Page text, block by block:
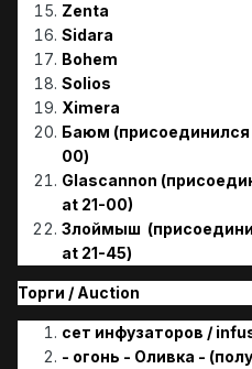
Zenta
Sidara
Bohem
Solios
Ximera
Баюм (присоединился
00)
Glascannon
at 21-00)
Злоймыш
at 21-45)
Торги / Аuction
сет инфузаторов /
- огонь - Оливка -